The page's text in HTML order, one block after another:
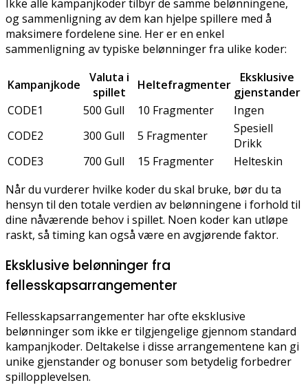
Ikke alle kampanjkoder tilbyr de samme belønningene,
og sammenligning av dem kan hjelpe spillere med å
maksimere fordelene sine. Her er en enkel
sammenligning av typiske belønninger fra ulike koder:
Kampanjkode
Valuta i
spillet
Heltefragmenter
Eksklusive
gjenstander
CODE1
500 Gull 10 Fragmenter
Ingen
CODE2
300 Gull 5 Fragmenter
Spesiell
Drikk
CODE3
700 Gull 15 Fragmenter
Helteskin
Når du vurderer hvilke koder du skal bruke, bør du ta
hensyn til den totale verdien av belønningene i forhold til
dine nåværende behov i spillet. Noen koder kan utløpe
raskt, så timing kan også være en avgjørende faktor.
Eksklusive belønninger fra
fellesskapsarrangementer
Fellesskapsarrangementer har ofte eksklusive
belønninger som ikke er tilgjengelige gjennom standard
kampanjkoder. Deltakelse i disse arrangementene kan gi
unike gjenstander og bonuser som betydelig forbedrer
spillopplevelsen.